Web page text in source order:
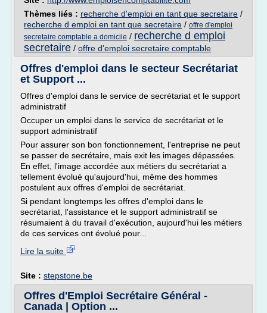
Thèmes liés : recherche d'emploi en tant que secretaire /
recherche d emploi en tant que secretaire / offre d'emploi
secretaire comptable a domicile / recherche d emploi
secretaire / offre d'emploi secretaire comptable
Offres d'emploi dans le secteur Secrétariat
et Support ...
Offres d'emploi dans le service de secrétariat et le support
administratif
Occuper un emploi dans le service de secrétariat et le
support administratif
Pour assurer son bon fonctionnement, l'entreprise ne peut
se passer de secrétaire, mais exit les images dépassées.
En effet, l'image accordée aux métiers du secrétariat a
tellement évolué qu'aujourd'hui, même des hommes
postulent aux offres d'emploi de secrétariat.
Si pendant longtemps les offres d'emploi dans le
secrétariat, l'assistance et le support administratif se
résumaient à du travail d'exécution, aujourd'hui les métiers
de ces services ont évolué pour...
Lire la suite
Site : stepstone.be
Offres d'Emploi Secrétaire Général -
Canada | Option ...